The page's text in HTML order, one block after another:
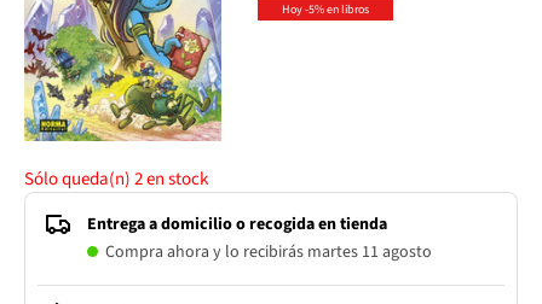
Hoy -5% en libros
Sólo queda(n)2en stock
Entrega a domicilio o recogida en tienda
Compra ahora y lo recibirás martes 11 agosto